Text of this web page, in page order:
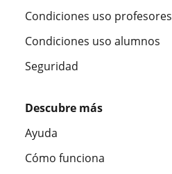
Condiciones uso profesores
Condiciones uso alumnos
Seguridad
Descubre más
Ayuda
Cómo funciona